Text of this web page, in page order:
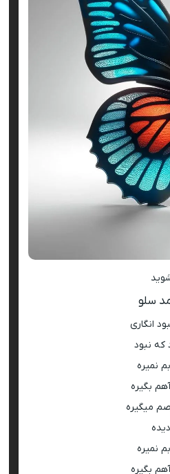
سلو
انگاری
نبود
نمیره
بگیره
میگیره
نمیره
بگیره